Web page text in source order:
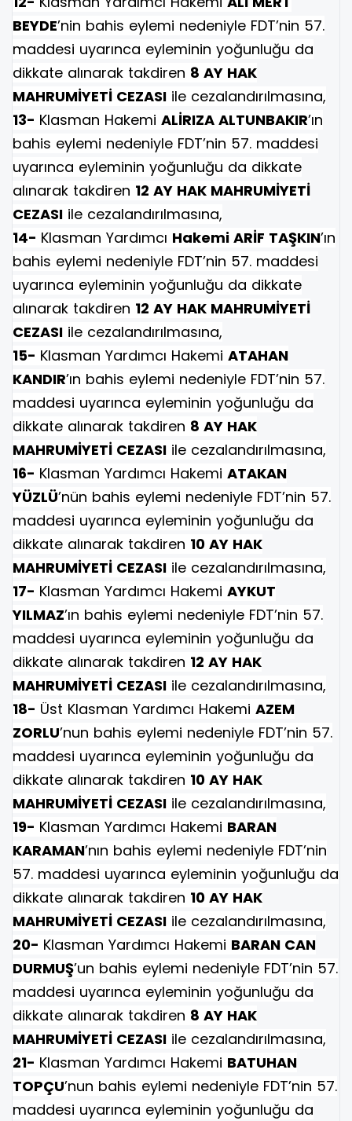
BEYDE’nin bahis eylemi nedeniyle FDT’nin 57.
maddesi uyarınca eyleminin yoğunluğu da
dikkate alınarak takdiren 8 AY HAK
MAHRUMİYETİ CEZASI ile cezalandırılmasına,
13- Klasman HakemiALİRIZA ALTUNBAKIR’ın
bahis eylemi nedeniyle FDT’nin 57. maddesi
uyarınca eyleminin yoğunluğu da dikkate
alınarak takdiren 12 AY HAK MAHRUMİYETİ
CEZASI ile cezalandırılmasına,
14- Klasman Yardımcı Hakemi ARİF TAŞKIN’ın
bahis eylemi nedeniyle FDT’nin 57. maddesi
uyarınca eyleminin yoğunluğu da dikkate
alınarak takdiren 12 AY HAK MAHRUMİYETİ
CEZASI ile cezalandırılmasına,
15- Klasman Yardımcı HakemiATAHAN
KANDIR’ın bahis eylemi nedeniyle FDT’nin 57.
maddesi uyarınca eyleminin yoğunluğu da
dikkate alınarak takdiren 8 AY HAK
MAHRUMİYETİ CEZASI ile cezalandırılmasına,
16- Klasman Yardımcı HakemiATAKAN
YÜZLÜ’nün bahis eylemi nedeniyle FDT’nin 57.
maddesi uyarınca eyleminin yoğunluğu da
dikkate alınarak takdiren 10 AY HAK
MAHRUMİYETİ CEZASI ile cezalandırılmasına,
17- Klasman Yardımcı HakemiAYKUT
YILMAZ’ın bahis eylemi nedeniyle FDT’nin 57.
maddesi uyarınca eyleminin yoğunluğu da
dikkate alınarak takdiren 12 AY HAK
MAHRUMİYETİ CEZASI ile cezalandırılmasına,
18- Üst Klasman Yardımcı HakemiAZEM
ZORLU’nun bahis eylemi nedeniyle FDT’nin 57.
maddesi uyarınca eyleminin yoğunluğu da
dikkate alınarak takdiren 10 AY HAK
MAHRUMİYETİ CEZASI ile cezalandırılmasına,
19- Klasman Yardımcı Hakemi BARAN
KARAMAN’nın bahis eylemi nedeniyle FDT’nin
57. maddesi uyarınca eyleminin yoğunluğu da
dikkate alınarak takdiren 10 AY HAK
MAHRUMİYETİ CEZASI ile cezalandırılmasına,
20- Klasman Yardımcı Hakemi BARAN CAN
DURMUŞ’un bahis eylemi nedeniyle FDT’nin 57.
maddesi uyarınca eyleminin yoğunluğu da
dikkate alınarak takdiren 8 AY HAK
MAHRUMİYETİ CEZASI ile cezalandırılmasına,
21- Klasman Yardımcı Hakemi BATUHAN
TOPÇU’nun bahis eylemi nedeniyle FDT’nin 57.
maddesi uyarınca eyleminin yoğunluğu da